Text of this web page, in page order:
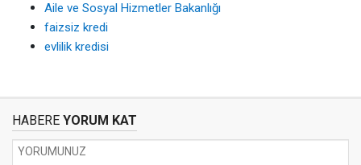
Aile ve Sosyal Hizmetler Bakanlığı
faizsiz kredi
evlilik kredisi
HABERE YORUM KAT